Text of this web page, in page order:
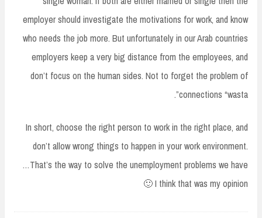
employer should investigate the motivations for work, and know
who needs the job more. But unfortunately in our Arab countries
employers keep a very big distance from the employees, and
don’t focus on the human sides. Not to forget the problem of
connections “wasta”.
In short, choose the right person to work in the right place, and
don’t allow wrong things to happen in your work environment.
That’s the way to solve the unemployment problems we have…
I think that was my opinion 🙂